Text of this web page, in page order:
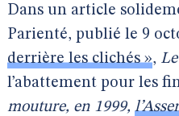
Dans un article
Parienté, publié le 9
derrière les clichés »,
l’abattement pour les
mouture, en 1999,